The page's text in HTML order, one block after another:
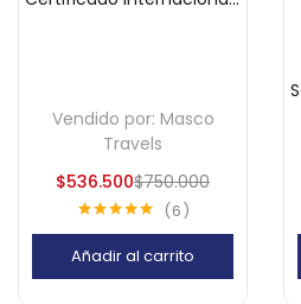
Vendido por: Masco
Travels
$536.500$750.000
6
Añadir al carrito